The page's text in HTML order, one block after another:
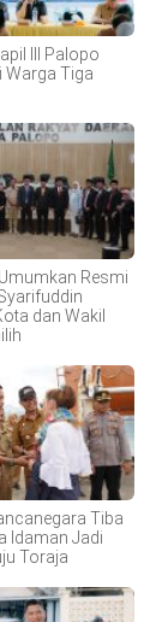
III Palopo
Warga Tiga
Resmi
dan Wakil
Tiba
Idaman Jadi
Toraja